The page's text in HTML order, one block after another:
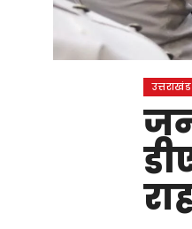
उत्तराखंड